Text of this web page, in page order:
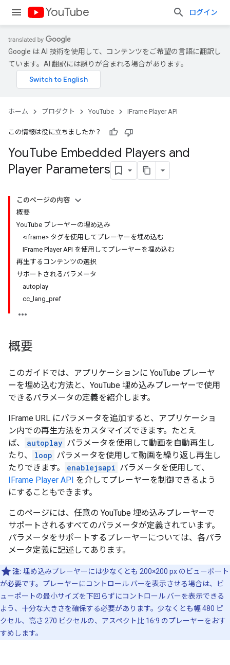
YouTube ログイン
Google は AI 技術を使用して、コンテンツをご希望の言語に翻訳し
ています。AI 翻訳には誤りが含まれる場合があります。
ホーム プロダクト YouTube IFrame Player API
この情報は役に立ちましたか？
YouTube Embedded Players and
Player Parameters
このページの内容
概要
YouTube プレーヤーの埋め込み
<iframe> タグを使用してプレーヤーを埋め込む
IFrame Player API を使用してプレーヤーを埋め込む
再生するコンテンツの選択
サポートされるパラメータ
autoplay
cc_lang_pref
概要
このガイドでは、アプリケーションに YouTube プレーヤ
ーを埋め込む方法と、YouTube 埋め込みプレーヤーで使用
できるパラメータの定義を紹介します。
IFrame URL にパラメータを追加すると、アプリケーショ
ン内での再生方法をカスタマイズできます。たとえ
ば、
autoplay パラメータを使用して動画を自動再生し
たり、
loop パラメータを使用して動画を繰り返し再生し
たりできます。
enablejsapi パラメータを使用して、
IFrame Player API を介してプレーヤーを制御できるよう
にすることもできます。
このページには、 任意の YouTube 埋め込みプレーヤーで
サポートされるすべてのパラメータが定義されています。
パラメータをサポートするプレーヤーについては、各パラ
メータ定義に記述してあります。
注: 埋め込みプレーヤーには少なくとも 200×200 px のビューポート
が必要です。プレーヤーにコントロール バーを表示させる場合は、ビ
ューポートの最小サイズを下回らずにコントロール バーを表示できる
よう、十分な大きさを確保する必要があります。少なくとも幅 480 ピ
クセル、高さ 270 ピクセルの、アスペクト比 16:9 のプレーヤーをおす
すめします。